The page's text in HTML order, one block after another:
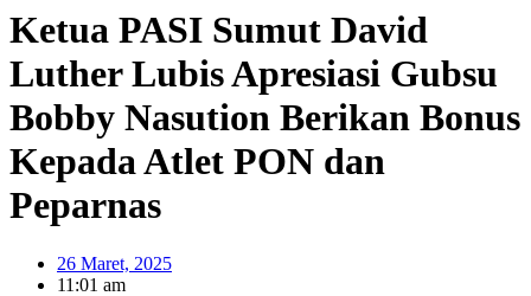
Ketua PASI Sumut David
Luther Lubis Apresiasi Gubsu
Bobby Nasution Berikan Bonus
Kepada Atlet PON dan
Peparnas
26 Maret, 2025
11:01 am